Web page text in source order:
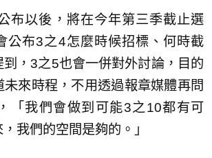
布以後，將在今年第三季截止選
公布3之4怎麼時候招標、何時截
到，3之5也會一併對外討論，目的
未來時程，不用透過報章媒體再問
「我們會做到可能3之10都有可
我們的空間是夠的。」